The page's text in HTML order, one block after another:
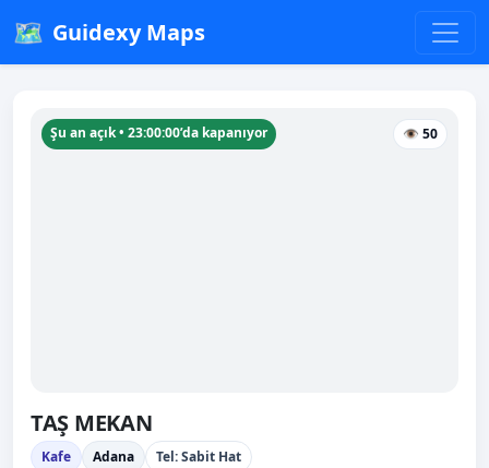
🗺️ Guidexy Maps
Şu an açık • 23:00:00’da kapanıyor 👁 50
TAŞ MEKAN
Kafe Adana Tel: Sabit Hat